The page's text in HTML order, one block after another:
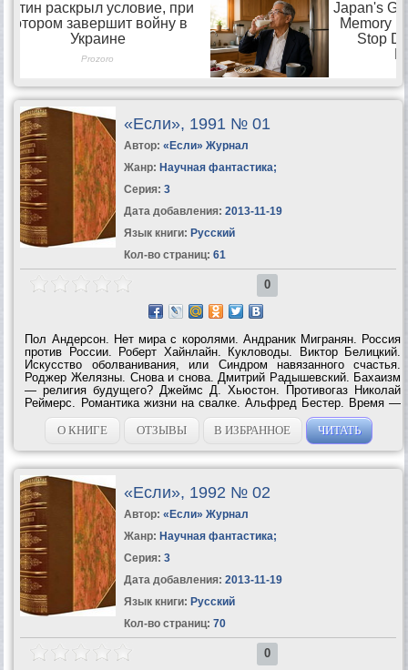
«Если», 1991 № 01
Автор: «Если» Журнал
Жанр: Научная фантастика;
Серия: 3
Дата добавления: 2013-11-19
Язык книги: Русский
Кол-во страниц: 61
0
Пол Андерсон. Нет мира с королями. Андраник Мигранян. Россия
против России. Роберт Хайнлайн. Кукловоды. Виктор Белицкий.
Искусство оболванивания, или Синдром навязанного счастья.
Роджер Желязны. Снова и снова. Дмитрий Радышевский. Бахаизм
— религия будущего? Джеймс Д. Хьюстон. Противогаз Николай
Реймерс. Романтика жизни на свалке. Альфред Бестер. Время —
предатель. Роберт Шекли. Джоэнис в Москве. Владимир...
О КНИГЕ
ОТЗЫВЫ В ИЗБРАННОЕ ЧИТАТЬ
«Если», 1992 № 02
Автор: «Если» Журнал
Жанр: Научная фантастика;
Серия: 3
Дата добавления: 2013-11-19
Язык книги: Русский
Кол-во страниц: 70
0